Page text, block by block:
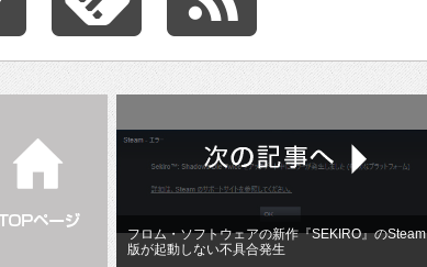
フロム・ソフトウェアの新作『SEKIRO』のSteam
版が起動しない不具合発生